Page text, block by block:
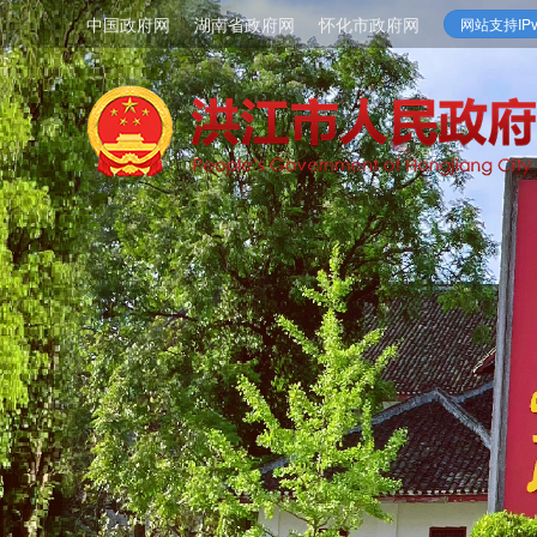
中国政府网 湖南省政府网 怀化市政府网 网站支持